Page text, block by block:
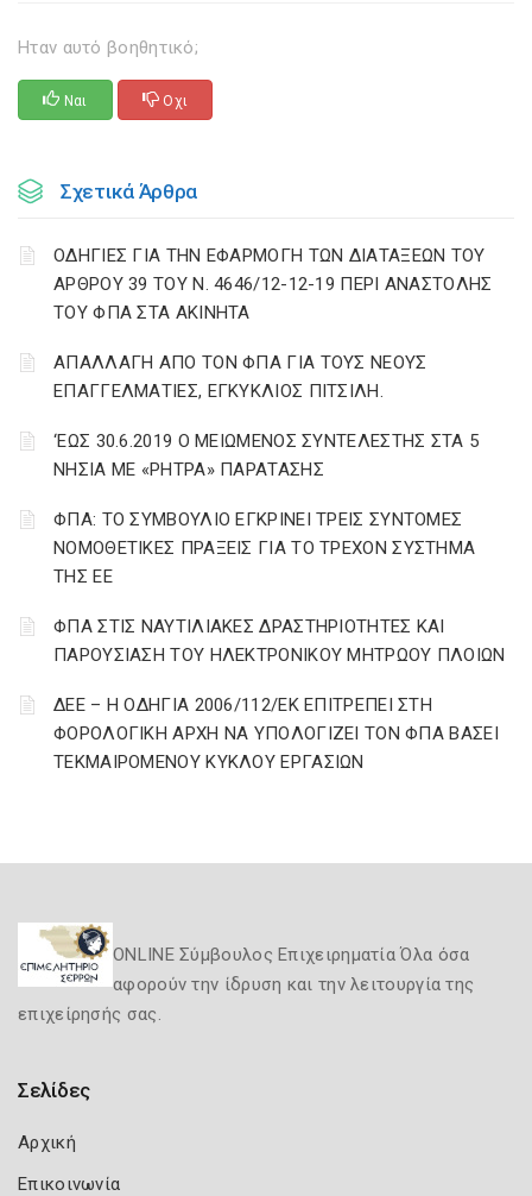
Ηταν αυτό βοηθητικό;
Ναι Οχι
Σχετικά Άρθρα
ΟΔΗΓΙΕΣ ΓΙΑ ΤΗΝ ΕΦΑΡΜΟΓΗ ΤΩΝ ΔΙΑΤΑΞΕΩΝ ΤΟΥ
ΑΡΘΡΟΥ 39 ΤΟΥ Ν. 4646/12-12-19 ΠΕΡΙ ΑΝΑΣΤΟΛΗΣ
ΤΟΥ ΦΠΑ ΣΤΑ ΑΚΙΝΗΤΑ
ΑΠΑΛΛΑΓΗ ΑΠΟ ΤΟΝ ΦΠΑ ΓΙΑ ΤΟΥΣ ΝΕΟΥΣ
ΕΠΑΓΓΕΛΜΑΤΙΕΣ, ΕΓΚΥΚΛΙΟΣ ΠΙΤΣΙΛΗ.
‘ΕΩΣ 30.6.2019 Ο ΜΕΙΩΜΕΝΟΣ ΣΥΝΤΕΛΕΣΤΗΣ ΣΤΑ 5
ΝΗΣΙΑ ΜΕ «ΡΗΤΡΑ» ΠΑΡΑΤΑΣΗΣ
ΦΠΑ: ΤΟ ΣΥΜΒΟΥΛΙΟ ΕΓΚΡΙΝΕΙ ΤΡΕΙΣ ΣΥΝΤΟΜΕΣ
ΝΟΜΟΘΕΤΙΚΕΣ ΠΡΑΞΕΙΣ ΓΙΑ ΤΟ ΤΡΕΧΟΝ ΣΥΣΤΗΜΑ
ΤΗΣ ΕΕ
ΦΠΑ ΣΤΙΣ ΝΑΥΤΙΛΙΑΚΕΣ ΔΡΑΣΤΗΡΙΟΤΗΤΕΣ ΚΑΙ
ΠΑΡΟΥΣΙΑΣΗ ΤΟΥ ΗΛΕΚΤΡΟΝΙΚΟΥ ΜΗΤΡΩΟΥ ΠΛΟΙΩΝ
ΔΕΕ – Η ΟΔΗΓΙΑ 2006/112/ΕΚ ΕΠΙΤΡΕΠΕΙ ΣΤΗ
ΦΟΡΟΛΟΓΙΚΗ ΑΡΧΗ ΝΑ ΥΠΟΛΟΓΙΖΕΙ ΤΟΝ ΦΠΑ ΒΑΣΕΙ
ΤΕΚΜΑΙΡΟΜΕΝΟΥ ΚΥΚΛΟΥ ΕΡΓΑΣΙΩΝ
ONLINE Σύμβουλος Επιχειρηματία Όλα όσα
αφορούν την ίδρυση και την λειτουργία της
επιχείρησής σας.
Σελίδες
Αρχική
Επικοινωνία